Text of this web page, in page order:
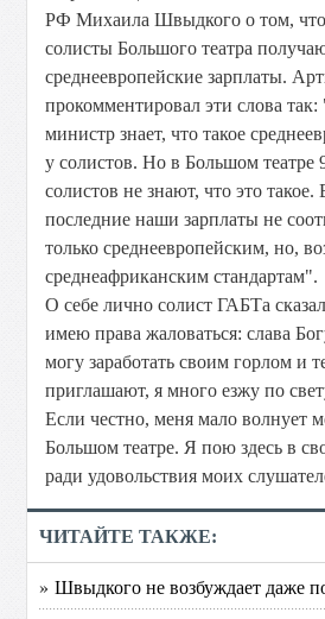
РФ Михаила Швыдкого о том, что
солисты Большого театра
среднеевропейские зарплаты.
прокомментировал эти слова
министр знает, что такое
у солистов. Но в Большом театре
солистов не знают, что это такое.
последние наши зарплаты не
только среднеевропейским, но,
среднеафриканским стандартам".
О себе лично солист ГАБТа
имею права жаловаться: слава
могу заработать своим горлом и
приглашают, я много езжу по
Если честно, меня мало волнует
Большом театре. Я пою здесь в
ради удовольствия моих
ЧИТАЙТЕ ТАКЖЕ:
» Швыдкого не возбуждает даже